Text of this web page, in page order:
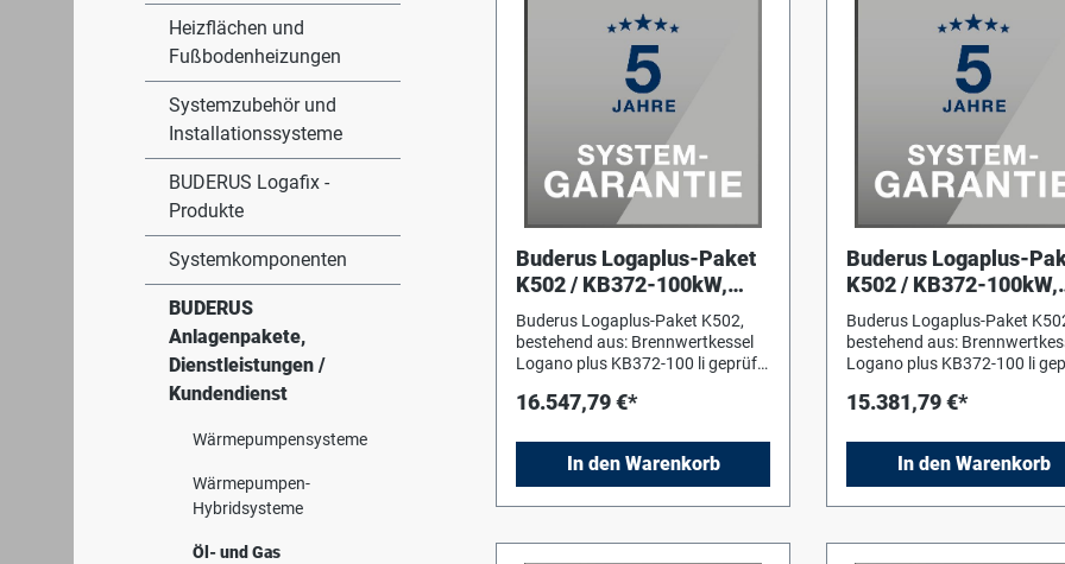
Heizflächen und
Fußbodenheizungen
Systemzubehör und
Installationssysteme
BUDERUS Logafix -
Produkte
Systemkomponenten
BUDERUS
Anlagenpakete,
Dienstleistungen /
Kundendienst
Wärmepumpensysteme
Wärmepumpen-
Hybridsysteme
Öl- und Gas
Buderus Logaplus-Paket
K502 / KB372-100kW,
links,EG-H/L, R5313, WT
Buderus Logaplus-Paket K502,
bestehend aus: Brennwertkessel
Logano plus KB372-100 li geprüft
und LL, sowie Erdgas E(H) und LL
Vol.-% H2 und Flüssiggas.
Eingestellt und warmgeprüft auf
Erdgas E (H-Gas, G20),
16.547,79 €*
In den Warenkorb
Buderus Logaplus-
K502 / KB372-100kW,
links,EG-H/L,
R5313,Weiche
Buderus Logaplus-Paket
bestehend aus:
Logano plus KB372-100 li
und LL, sowie Erdgas E(H)
Vol.-% H2 und Flüssiggas.
Eingestellt und warmgeprüft
Erdgas E (H-Gas, G20),
15.381,79 €*
In den Warenkorb